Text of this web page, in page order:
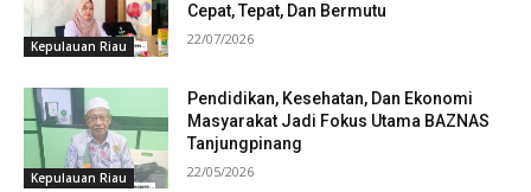
Kepulauan Riau
Cepat, Tepat, Dan Bermutu
22/07/2026
Kepulauan Riau
Pendidikan, Kesehatan, Dan Ekonomi
Masyarakat Jadi Fokus Utama BAZNAS
Tanjungpinang
22/05/2026